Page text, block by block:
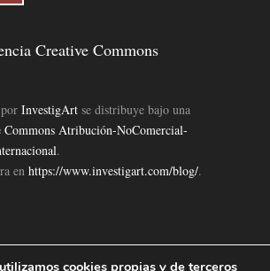
Creative Commons
InvestigArtse distribuye bajo una
Commons Atribución-NoComercial-
.
en https://www.investigart.com/blog/.
cookies propias y de terceros